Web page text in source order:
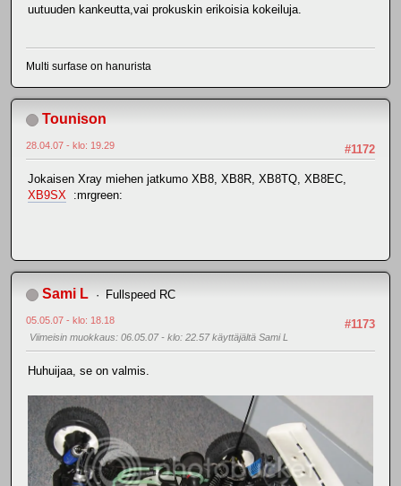
uutuuden kankeutta,vai prokuskin erikoisia kokeiluja.
Multi surfase on hanurista
Tounison
#1172
28.04.07 - klo: 19.29
Jokaisen Xray miehen jatkumo XB8, XB8R, XB8TQ, XB8EC,
XB9SX :mrgreen:
Sami L Fullspeed RC
#1173
05.05.07 - klo: 18.18
Viimeisin muokkaus: 06.05.07 - klo: 22.57 käyttäjältä Sami L
Huhuijaa, se on valmis.